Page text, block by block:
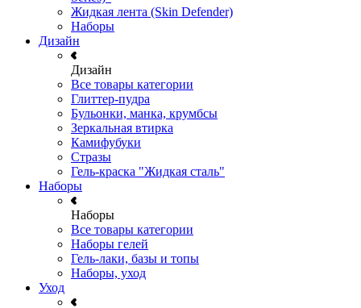
Жидкая лента (Skin Defender)
Наборы
Дизайн
Дизайн
Все товары категории
Глиттер-пудра
Бульонки, манка, крумбсы
Зеркальная втирка
Камифубуки
Стразы
Гель-краска "Жидкая сталь"
Наборы
Наборы
Все товары категории
Наборы гелей
Гель-лаки, базы и топы
Наборы, уход
Уход